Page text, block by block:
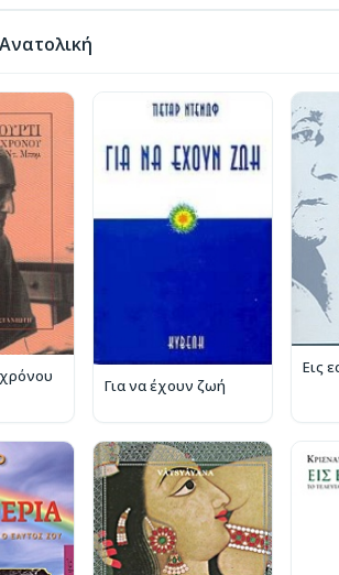
Για να έχουν ζωή
Εις